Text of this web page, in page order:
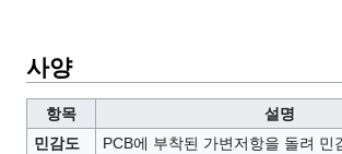
사양
항목
설명
민감도
PCB에 부착된 가변저항을 돌려 민